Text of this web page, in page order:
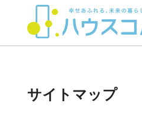
サイトマップ